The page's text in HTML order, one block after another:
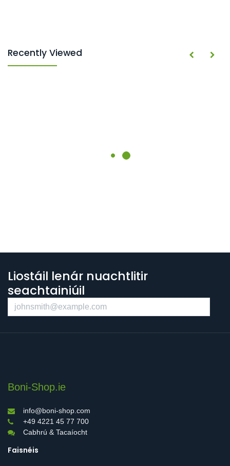
Recently Viewed
Liostáil lenár nuachtlitir
seachtainiúil
Boni-Shop.ie
info@boni-shop.com
+49 4221 45 77 700
Cabhrú & Tacaíocht
Faisnéis